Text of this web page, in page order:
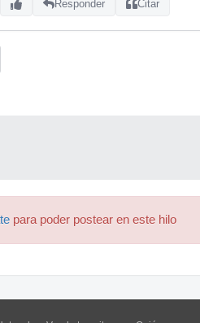
Responder Citar
para poder postear en este hilo